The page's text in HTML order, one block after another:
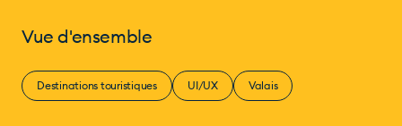
Vue d'ensemble
Destinations touristiques UI/UX Valais